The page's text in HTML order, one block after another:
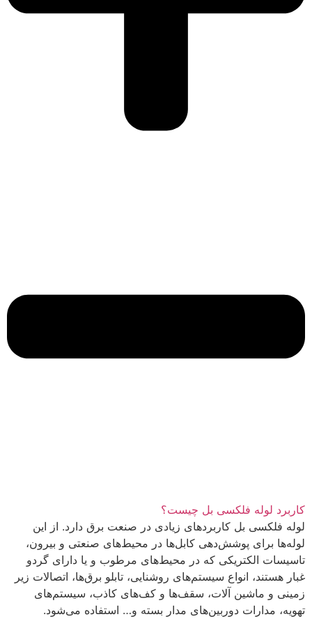
کاربرد لوله فلکسی بل چیست؟
لوله فلکسی بل کاربردهای زیادی در صنعت برق دارد. از این
لوله‌ها برای پوشش‌دهی کابل‌ها در محیط‌های صنعتی و بیرون،
تاسیسات الکتریکی که در محیط‌های مرطوب و یا دارای گردو
غبار هستند، انواع سیستم‌های روشنایی، تابلو برق‌ها، اتصالات زیر
زمینی و ماشین آلات، سقف‌ها و کف‌های کاذب، سیستم‌های
تهویه، مدارات دوربین‌های مدار بسته و… استفاده می‌شود.